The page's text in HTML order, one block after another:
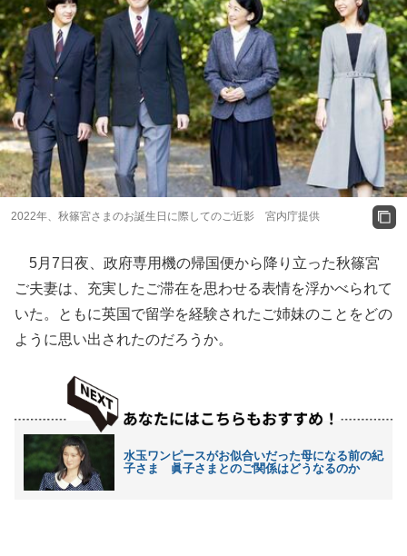
2022年、秋篠宮さまのお誕生日に際してのご近影 宮内庁提供
5月7日夜、政府専用機の帰国便から降り立った秋篠宮
ご夫妻は、充実したご滞在を思わせる表情を浮かべられて
いた。ともに英国で留学を経験されたご姉妹のことをどの
ように思い出されたのだろうか。
水玉ワンピースがお似合いだった母になる前の紀
子さま 眞子さまとのご関係はどうなるのか